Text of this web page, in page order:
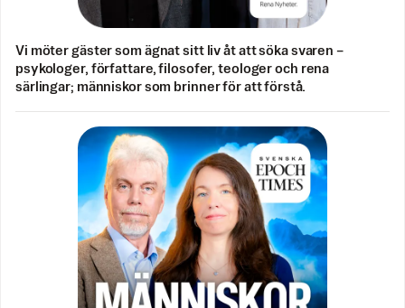
Vi möter gäster som ägnat sitt liv åt att söka svaren –
psykologer, författare, filosofer, teologer och rena
särlingar; människor som brinner för att förstå.